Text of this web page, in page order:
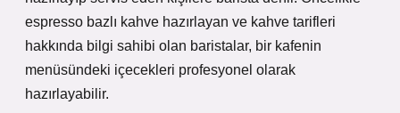
espresso bazlı kahve hazırlayan ve kahve tarifleri
hakkında bilgi sahibi olan baristalar, bir kafenin
menüsündeki içecekleri profesyonel olarak
hazırlayabilir.